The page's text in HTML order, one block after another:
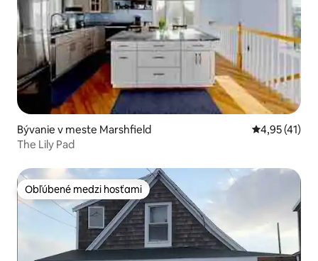
Bývanie v meste Marshfield Priemerné
4,95 (41)
The Lily Pad
Obľúbené medzi hosťami
Obľúbené medzi hosťami